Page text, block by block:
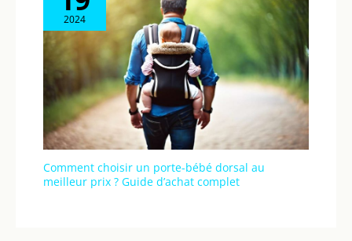
2024
Comment choisir un porte-bébé dorsal au
meilleur prix ? Guide d’achat complet